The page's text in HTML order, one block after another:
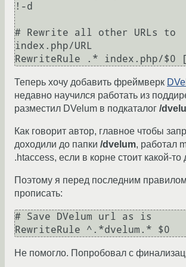
!-d
# Rewrite all other URLs to
index.php/URL
RewriteRule .* index.php/$0
Теперь хочу добавить фреймверк
недавно научился работать из
разместил DVelum в подкаталог /
Как говорит автор, главное чтобы
доходили до папки /dvelum, работал
.htaccess, если в корне стоит какой-то
Поэтому я перед последним
прописать:
# Save DVelum url as is
RewriteRule ^.*dvelum.* $0
Не помогло. Попробовал с